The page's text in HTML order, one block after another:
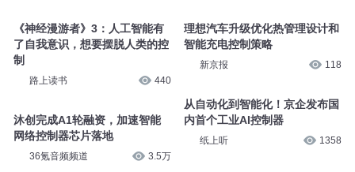
《神经漫游者》3：人工智能有
了自我意识，想要摆脱人类的控
制
路上读书 440
沐创完成A1轮融资，加速智能
网络控制器芯片落地
36氪音频频道 3.5万
理想汽车升级优化热管理设计和
智能充电控制策略
新京报 118
从自动化到智能化！京企发布国
内首个工业AI控制器
纸上听 1358